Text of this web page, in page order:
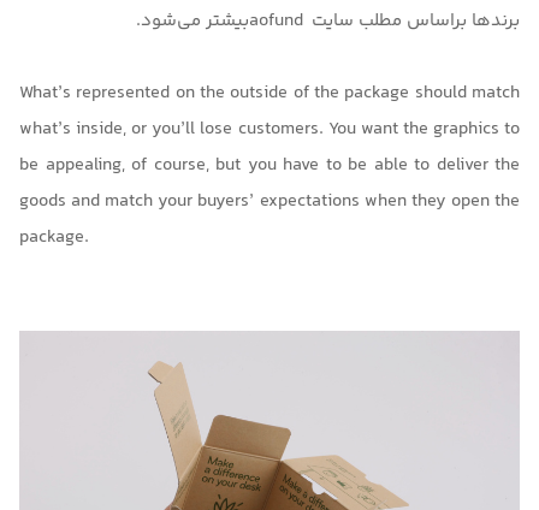
برندها براساس مطلب سایت aofundبیشتر می‌شود.
What’s represented on the outside of the package should match
what’s inside, or you’ll lose customers. You want the graphics to
be appealing, of course, but you have to be able to deliver the
goods and match your buyers’ expectations when they open the
package.